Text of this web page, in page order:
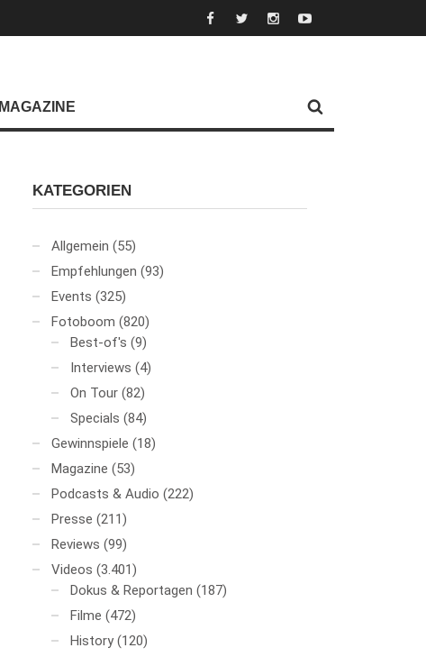
MAGAZINE
KATEGORIEN
Allgemein (55)
Empfehlungen (93)
Events (325)
Fotoboom (820)
Best-of's (9)
Interviews (4)
On Tour (82)
Specials (84)
Gewinnspiele (18)
Magazine (53)
Podcasts & Audio (222)
Presse (211)
Reviews (99)
Videos (3.401)
Dokus & Reportagen (187)
Filme (472)
History (120)